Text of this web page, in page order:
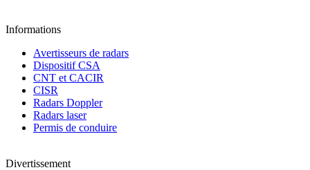
Informations
Avertisseurs de radars
Dispositif CSA
CNT et CACIR
CISR
Radars Doppler
Radars laser
Permis de conduire
Divertissement